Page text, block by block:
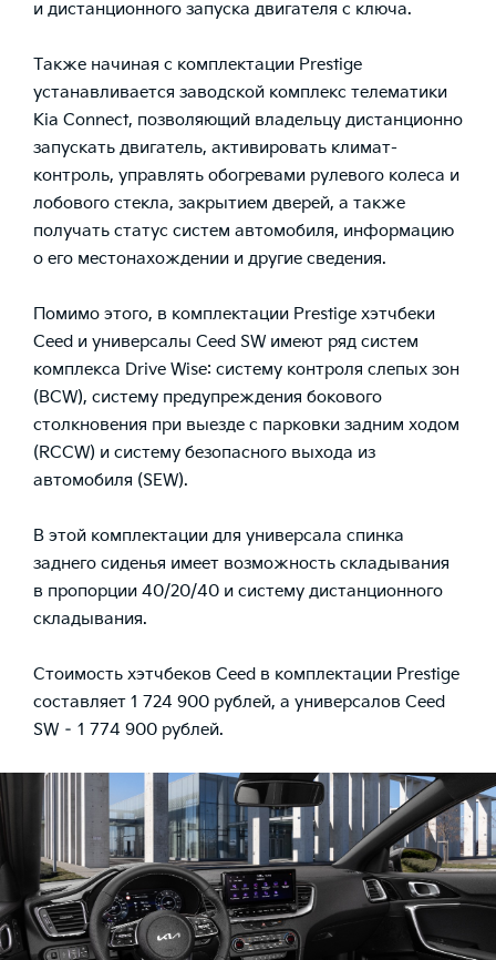
и дистанционного запуска двигателя с ключа.
Также начиная с комплектации Prestige
устанавливается заводской комплекс телематики
Kia Connect, позволяющий владельцу дистанционно
запускать двигатель, активировать климат-
контроль, управлять обогревами рулевого колеса и
лобового стекла, закрытием дверей, а также
получать статус систем автомобиля, информацию
о его местонахождении и другие сведения.
Помимо этого, в комплектации Prestige хэтчбеки
Ceed и универсалы Ceed SW имеют ряд систем
комплекса Drive Wise: систему контроля слепых зон
(BCW), систему предупреждения бокового
столкновения при выезде с парковки задним ходом
(RCCW) и систему безопасного выхода из
автомобиля (SEW).
В этой комплектации для универсала спинка
заднего сиденья имеет возможность складывания
в пропорции 40/20/40 и систему дистанционного
складывания.
Стоимость хэтчбеков Ceed в комплектации Prestige
составляет 1 724 900 рублей, а универсалов Ceed
SW – 1 774 900 рублей.